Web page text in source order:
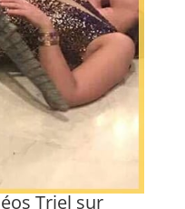
Triel sur